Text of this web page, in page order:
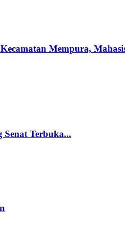
Mempura,
Senat Terbuka...